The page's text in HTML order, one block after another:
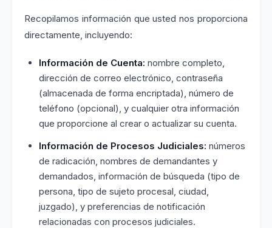
Recopilamos información que usted nos proporciona
directamente, incluyendo:
Información de Cuenta: nombre completo,
dirección de correo electrónico, contraseña
(almacenada de forma encriptada), número de
teléfono (opcional), y cualquier otra información
que proporcione al crear o actualizar su cuenta.
Información de Procesos Judiciales: números
de radicación, nombres de demandantes y
demandados, información de búsqueda (tipo de
persona, tipo de sujeto procesal, ciudad,
juzgado), y preferencias de notificación
relacionadas con procesos judiciales.